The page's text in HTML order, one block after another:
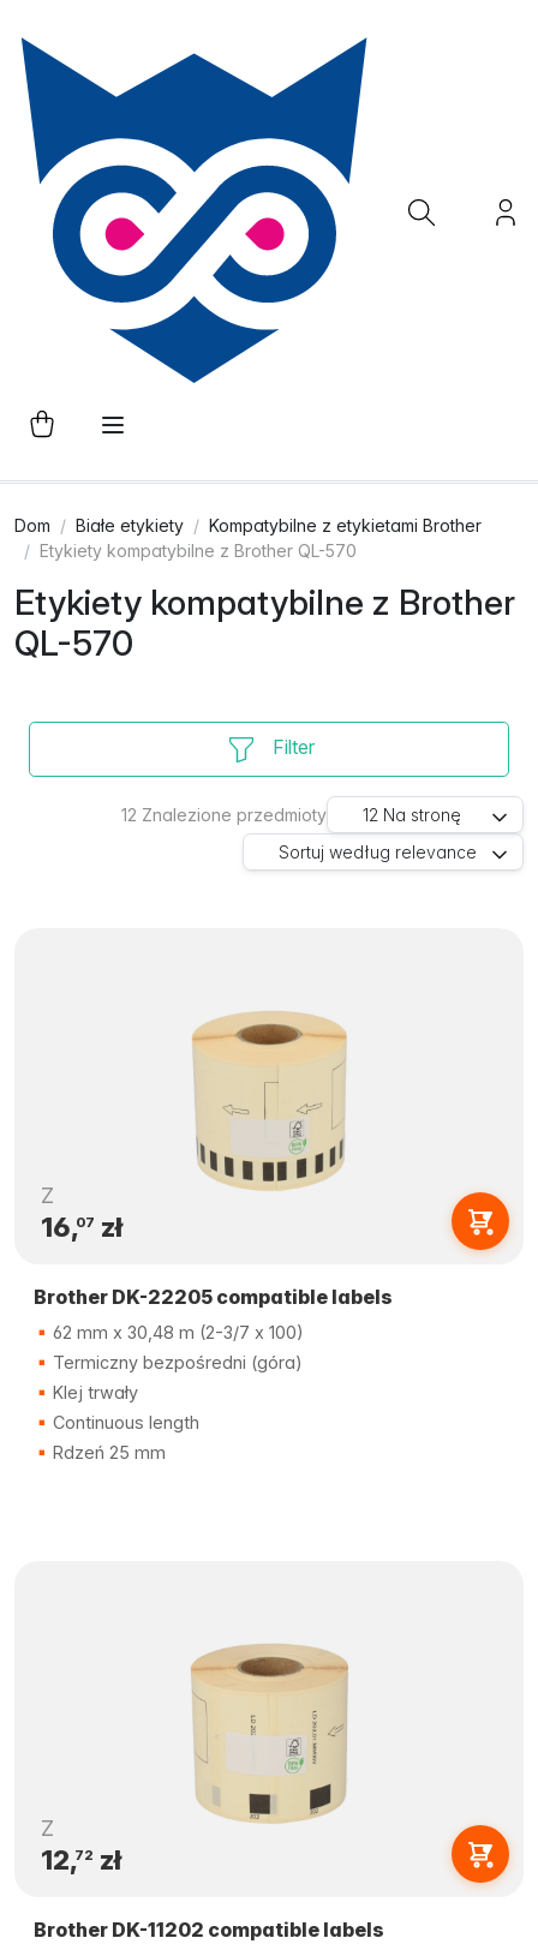
Dom Białe etykiety
Kompatybilne z etykietami Brother
Etykiety kompatybilne z Brother QL-570
Etykiety kompatybilne z Brother
QL-570
Filter
12 Znalezione przedmioty 12 Na stronę
Sortuj według relevance
Z
16,07 zł
Brother DK-22205 compatible labels
62 mm x 30,48 m (2-3/7 x 100)
Termiczny bezpośredni (góra)
Klej trwały
Continuous length
Rdzeń 25 mm
Z
12,72 zł
Brother DK-11202 compatible labels